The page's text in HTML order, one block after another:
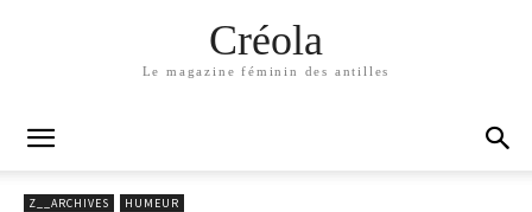
Créola
Le magazine féminin des antilles
Z__ARCHIVES HUMEUR